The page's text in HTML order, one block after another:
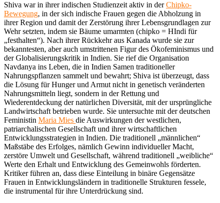
Shiva war in ihrer indischen Studienzeit aktiv in derChipko-
Bewegung, in der sich indische Frauen gegen die Abholzung in
ihrer Region und damit der Zerstörung ihrer Lebensgrundlagen zur
Wehr setzten, indem sie Bäume umarmten (chipko = HIndi für
„festhalten“). Nach ihrer Rückkehr aus Kanada wurde sie zur
bekanntesten, aber auch umstrittenen Figur des Ökofeminismus und
der Globalisierungskritik in Indien. Sie rief die Organisation
Navdanya ins Leben, die in Indien Samen traditioneller
Nahrungspflanzen sammelt und bewahrt; Shiva ist überzeugt, dass
die Lösung für Hunger und Armut nicht in genetisch veränderten
Nahrungsmitteln liegt, sondern in der Rettung und
Wiederentdeckung der natürlichen Diversität, mit der ursprüngliche
Landwirtschaft betrieben wurde. Sie untersuchte mit der deutschen
Feministin Maria Mies die Auswirkungen der westlichen,
patriarchalischen Gesellschaft und ihrer wirtschaftlichen
Entwicklungsstrategien in Indien. Die traditionell „männlichen“
Maßstäbe des Erfolges, nämlich Gewinn individueller Macht,
zerstöre Umwelt und Gesellschaft, während traditionell „weibliche“
Werte den Erhalt und Entwicklung des Gemeinwohls förderten.
Kritiker führen an, dass diese Einteilung in binäre Gegensätze
Frauen in Entwicklungsländern in traditionelle Strukturen fessele,
die instrumental für ihre Unterdrückung sind.